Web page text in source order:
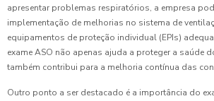
apresentar problemas respiratórios, a empresa
implementação de melhorias no sistema de
equipamentos de proteção individual (EPIs)
exame ASO não apenas ajuda a proteger a saúde
também contribui para a melhoria contínua das
Outro ponto a ser destacado é a importância do